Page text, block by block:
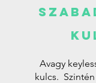
Avagy
kulcs.